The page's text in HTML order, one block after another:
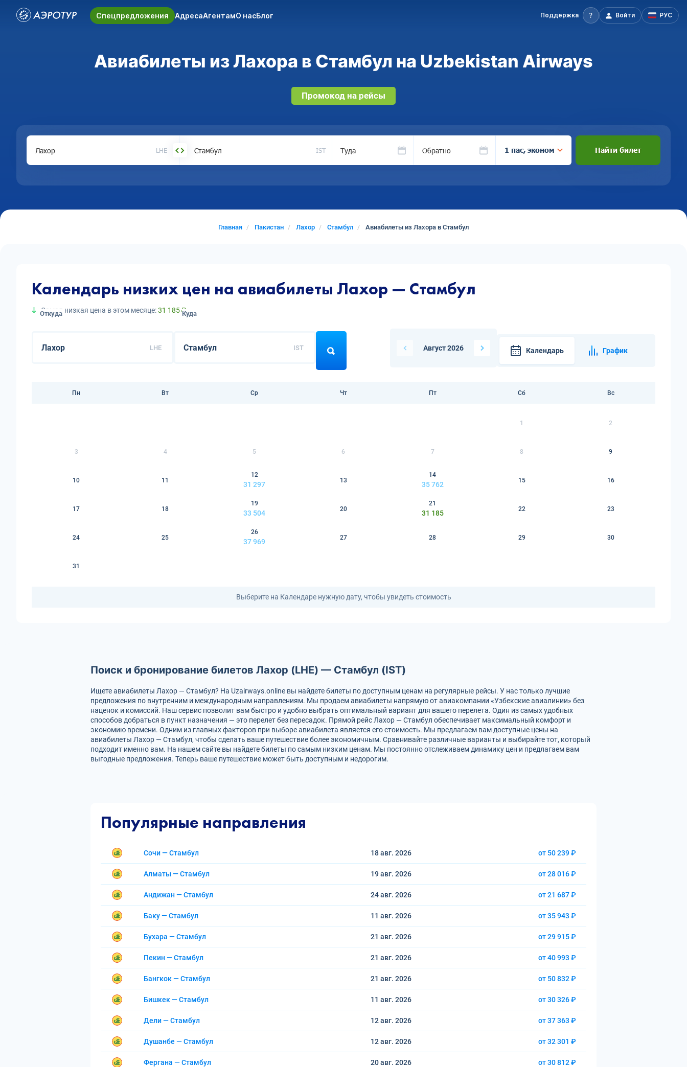
Спецпредложения АдресаАгентамО насБлог Поддержка Войти РУС
Авиабилеты из Лахора в Стамбул на Uzbekistan Airways
Промокод на рейсы
LHE IST Туда Обратно 1 пас, эконом Найти билет
Главная Пакистан Лахор Стамбул Авиабилеты из Лахора в Стамбул
Календарь низких цен на авиабилеты Лахор — Стамбул
Самая низкая цена в этом месяце:31 185 ₽
Откуда
LHE
Куда
IST Август 2026 Календарь График
Пн Вт Ср Чт Пт Сб Вс
1 2
3 4 5 6 7 8 9
10 11
12
31 297
13
14
35 762
15 16
17 18
19
33 504
20
21
31 185
22 23
24 25
26
37 969
27 28 29 30
31
Выберите на Календаре нужную дату, чтобы увидеть стоимость
Поиск и бронирование билетов Лахор (LHE) — Стамбул (IST)
Ищете авиабилеты Лахор — Стамбул? На Uzairways.online вы найдете билеты по доступным ценам на регулярные рейсы. У нас только лучшие
предложения по внутренним и международным направлениям. Мы продаем авиабилеты напрямую от авиакомпании «Узбекские авиалинии» без
наценок и комиссий. Наш сервис позволит вам быстро и удобно выбрать оптимальный вариант для вашего перелета. Один из самых удобных
способов добраться в пункт назначения — это перелет без пересадок. Прямой рейс Лахор — Стамбул обеспечивает максимальный комфорт и
экономию времени. Одним из главных факторов при выборе авиабилета является его стоимость. Мы предлагаем вам доступные цены на
авиабилеты Лахор — Стамбул, чтобы сделать ваше путешествие более экономичным. Сравнивайте различные варианты и выбирайте тот, который
подходит именно вам. На нашем сайте вы найдете билеты по самым низким ценам. Мы постоянно отслеживаем динамику цен и предлагаем вам
выгодные предложения. Теперь ваше путешествие может быть доступным и недорогим.
Популярные направления
Сочи — Стамбул 18 авг. 2026 от 50 239 ₽
Алматы — Стамбул 19 авг. 2026 от 28 016 ₽
Андижан — Стамбул 24 авг. 2026 от 21 687 ₽
Баку — Стамбул 11 авг. 2026 от 35 943 ₽
Бухара — Стамбул 21 авг. 2026 от 29 915 ₽
Пекин — Стамбул 21 авг. 2026 от 40 993 ₽
Бангкок — Стамбул 21 авг. 2026 от 50 832 ₽
Бишкек — Стамбул 11 авг. 2026 от 30 326 ₽
Дели — Стамбул 12 авг. 2026 от 37 363 ₽
Душанбе — Стамбул 12 авг. 2026 от 32 301 ₽
Фергана — Стамбул 20 авг. 2026 от 30 812 ₽